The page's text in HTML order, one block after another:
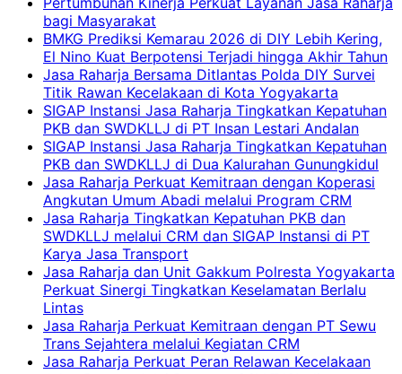
bagi Masyarakat
BMKG Prediksi Kemarau 2026 di DIY Lebih Kering,
El Nino Kuat Berpotensi Terjadi hingga Akhir Tahun
Jasa Raharja Bersama Ditlantas Polda DIY Survei
Titik Rawan Kecelakaan di Kota Yogyakarta
SIGAP Instansi Jasa Raharja Tingkatkan Kepatuhan
PKB dan SWDKLLJ di PT Insan Lestari Andalan
SIGAP Instansi Jasa Raharja Tingkatkan Kepatuhan
PKB dan SWDKLLJ di Dua Kalurahan Gunungkidul
Jasa Raharja Perkuat Kemitraan dengan Koperasi
Angkutan Umum Abadi melalui Program CRM
Jasa Raharja Tingkatkan Kepatuhan PKB dan
SWDKLLJ melalui CRM dan SIGAP Instansi di PT
Karya Jasa Transport
Jasa Raharja dan Unit Gakkum Polresta Yogyakarta
Perkuat Sinergi Tingkatkan Keselamatan Berlalu
Lintas
Jasa Raharja Perkuat Kemitraan dengan PT Sewu
Trans Sejahtera melalui Kegiatan CRM
Jasa Raharja Perkuat Peran Relawan Kecelakaan